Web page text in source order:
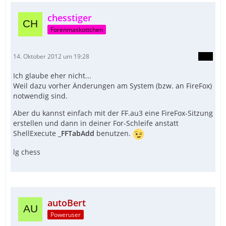
chesstiger
Forenmaskottchen
14. Oktober 2012 um 19:28
Ich glaube eher nicht...
Weil dazu vorher Änderungen am System (bzw. an FireFox)
notwendig sind.
Aber du kannst einfach mit der FF.au3 eine FireFox-Sitzung
erstellen und dann in deiner For-Schleife anstatt
ShellExecute
_FFTabAdd benutzen.
lg chess
autoBert
Poweruser